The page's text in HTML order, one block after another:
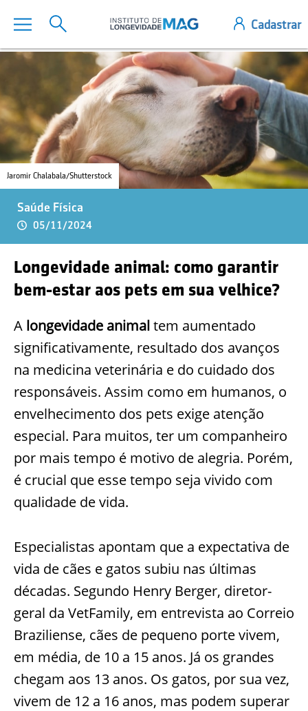
Jaromir Chalabala/Shutterstock
Saúde Física
05/11/2024
Longevidade animal: como garantir
bem-estar aos pets em sua velhice?
A longevidade animaltem aumentado
significativamente, resultado dos avanços
na medicina veterinária e do cuidado dos
responsáveis. Assim como em humanos, o
envelhecimento dos pets exige atenção
especial. Para muitos, ter um companheiro
por mais tempo é motivo de alegria. Porém,
é crucial que esse tempo seja vivido com
qualidade de vida.
Especialistas apontam que a expectativa de
vida de cães e gatos subiu nas últimas
décadas. Segundo Henry Berger, diretor-
geral da VetFamily, em entrevista ao Correio
Braziliense, cães de pequeno porte vivem,
em média, de 10 a 15 anos. Já os grandes
chegam aos 13 anos. Os gatos, por sua vez,
vivem de 12 a 16 anos, mas podem superar